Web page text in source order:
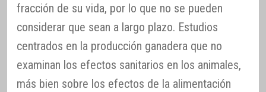
fracción de su vida, por lo que no se pueden
considerar que sean a largo plazo. Estudios
centrados en la producción ganadera que no
examinan los efectos sanitarios en los animales,
más bien sobre los efectos de la alimentación